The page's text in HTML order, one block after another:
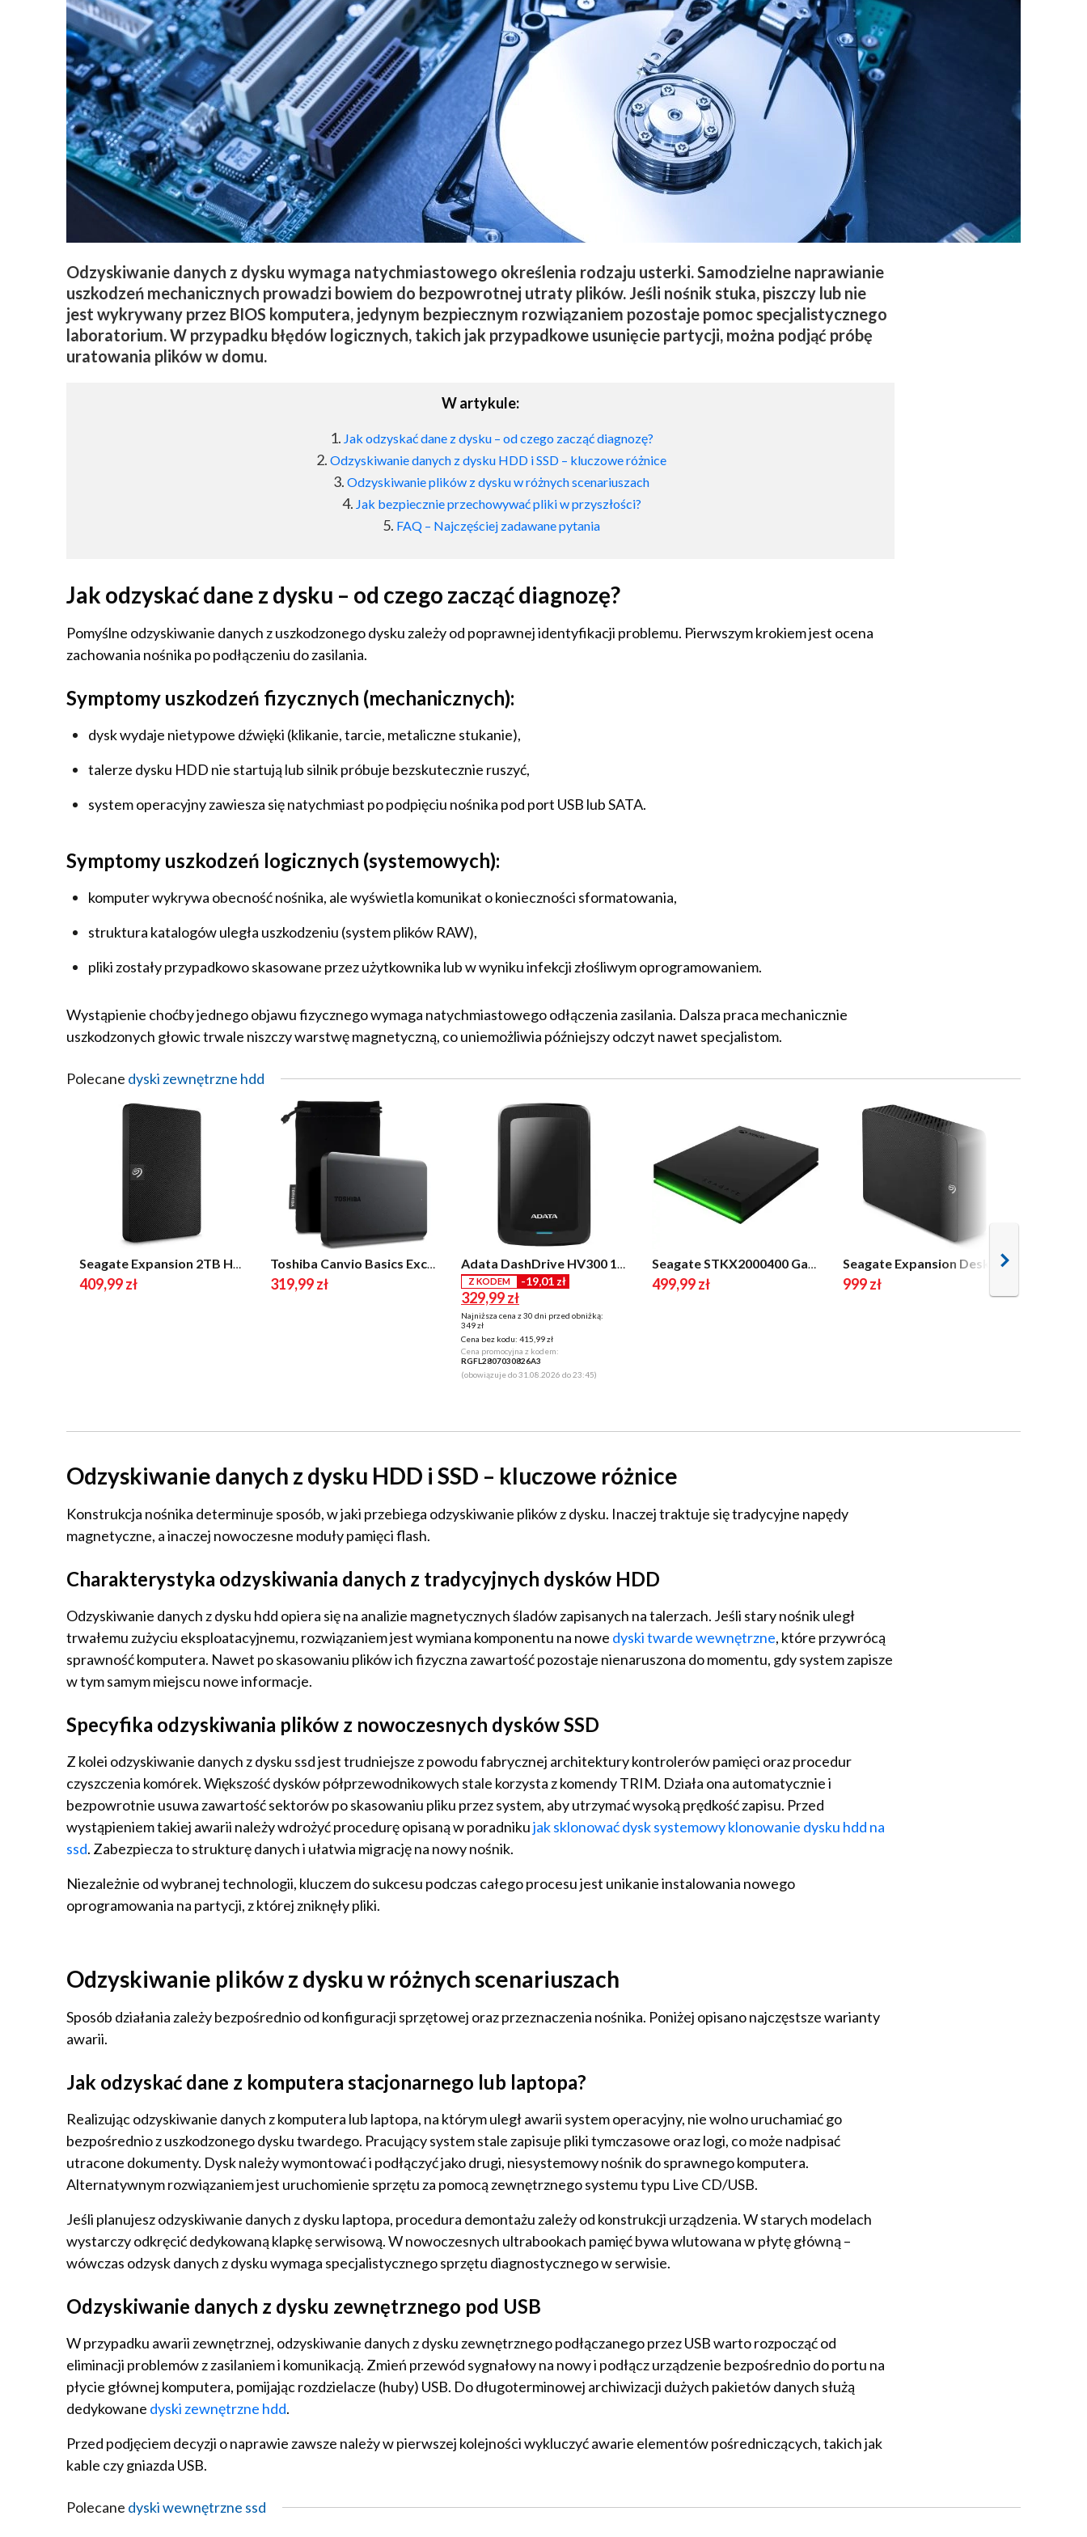
Odzyskiwanie danych z dysku wymaga natychmiastowego określenia rodzaju usterki. Samodzielne naprawianie
uszkodzeń mechanicznych prowadzi bowiem do bezpowrotnej utraty plików. Jeśli nośnik stuka, piszczy lub nie
jest wykrywany przez BIOS komputera, jedynym bezpiecznym rozwiązaniem pozostaje pomoc specjalistycznego
laboratorium. W przypadku błędów logicznych, takich jak przypadkowe usunięcie partycji, można podjąć próbę
uratowania plików w domu.
W artykule:
Jak odzyskać dane z dysku – od czego zacząć diagnozę?
Odzyskiwanie danych z dysku HDD i SSD – kluczowe różnice
Odzyskiwanie plików z dysku w różnych scenariuszach
Jak bezpiecznie przechowywać pliki w przyszłości?
FAQ – Najczęściej zadawane pytania
Jak odzyskać dane z dysku – od czego zacząć diagnozę?
Pomyślne odzyskiwanie danych z uszkodzonego dysku zależy od poprawnej identyfikacji problemu. Pierwszym krokiem jest ocena
zachowania nośnika po podłączeniu do zasilania.
Symptomy uszkodzeń fizycznych (mechanicznych):
dysk wydaje nietypowe dźwięki (klikanie, tarcie, metaliczne stukanie),
talerze dysku HDD nie startują lub silnik próbuje bezskutecznie ruszyć,
system operacyjny zawiesza się natychmiast po podpięciu nośnika pod port USB lub SATA.
Symptomy uszkodzeń logicznych (systemowych):
komputer wykrywa obecność nośnika, ale wyświetla komunikat o konieczności sformatowania,
struktura katalogów uległa uszkodzeniu (system plików RAW),
pliki zostały przypadkowo skasowane przez użytkownika lub w wyniku infekcji złośliwym oprogramowaniem.
Wystąpienie choćby jednego objawu fizycznego wymaga natychmiastowego odłączenia zasilania. Dalsza praca mechanicznie
uszkodzonych głowic trwale niszczy warstwę magnetyczną, co uniemożliwia późniejszy odczyt nawet specjalistom.
Polecane dyski zewnętrzne hdd
Seagate Expansion 2TB HDD USB 3.0 Czarny
409,99 zł
Toshiba Canvio Basics Exclusive 1TB HDD USB 3.2 Czarny
319,99 zł
Adata DashDrive HV300 1TB HDD USB 3.1 Czarny
Z KODEM -19,01 zł
329,99 zł
Najniższa cena z 30 dni przed obniżką:
349 zł
Cena bez kodu: 415,99 zł
Cena promocyjna z kodem:
RGFL2807030826A3
(obowiązuje do 31.08.2026 do 23:45)
Seagate STKX2000400 Game Drive dla Xbox 2TB HDD USB 3.2 Czarny
499,99 zł
Seagate Expansion Desktop 8TB HDD USB 3.0 Czarny
999 zł
Odzyskiwanie danych z dysku HDD i SSD – kluczowe różnice
Konstrukcja nośnika determinuje sposób, w jaki przebiega odzyskiwanie plików z dysku. Inaczej traktuje się tradycyjne napędy
magnetyczne, a inaczej nowoczesne moduły pamięci flash.
Charakterystyka odzyskiwania danych z tradycyjnych dysków HDD
Odzyskiwanie danych z dysku hdd opiera się na analizie magnetycznych śladów zapisanych na talerzach. Jeśli stary nośnik uległ
trwałemu zużyciu eksploatacyjnemu, rozwiązaniem jest wymiana komponentu na nowe dyski twarde wewnętrzne, które przywrócą
sprawność komputera. Nawet po skasowaniu plików ich fizyczna zawartość pozostaje nienaruszona do momentu, gdy system zapisze
w tym samym miejscu nowe informacje.
Specyfika odzyskiwania plików z nowoczesnych dysków SSD
Z kolei odzyskiwanie danych z dysku ssd jest trudniejsze z powodu fabrycznej architektury kontrolerów pamięci oraz procedur
czyszczenia komórek. Większość dysków półprzewodnikowych stale korzysta z komendy TRIM. Działa ona automatycznie i
bezpowrotnie usuwa zawartość sektorów po skasowaniu pliku przez system, aby utrzymać wysoką prędkość zapisu. Przed
wystąpieniem takiej awarii należy wdrożyć procedurę opisaną w poradnikujak sklonować dysk systemowy klonowanie dysku hdd na
ssd. Zabezpiecza to strukturę danych i ułatwia migrację na nowy nośnik.
Niezależnie od wybranej technologii, kluczem do sukcesu podczas całego procesu jest unikanie instalowania nowego
oprogramowania na partycji, z której zniknęły pliki.
Odzyskiwanie plików z dysku w różnych scenariuszach
Sposób działania zależy bezpośrednio od konfiguracji sprzętowej oraz przeznaczenia nośnika. Poniżej opisano najczęstsze warianty
awarii.
Jak odzyskać dane z komputera stacjonarnego lub laptopa?
Realizując odzyskiwanie danych z komputera lub laptopa, na którym uległ awarii system operacyjny, nie wolno uruchamiać go
bezpośrednio z uszkodzonego dysku twardego. Pracujący system stale zapisuje pliki tymczasowe oraz logi, co może nadpisać
utracone dokumenty. Dysk należy wymontować i podłączyć jako drugi, niesystemowy nośnik do sprawnego komputera.
Alternatywnym rozwiązaniem jest uruchomienie sprzętu za pomocą zewnętrznego systemu typu Live CD/USB.
Jeśli planujesz odzyskiwanie danych z dysku laptopa, procedura demontażu zależy od konstrukcji urządzenia. W starych modelach
wystarczy odkręcić dedykowaną klapkę serwisową. W nowoczesnych ultrabookach pamięć bywa wlutowana w płytę główną –
wówczas odzysk danych z dysku wymaga specjalistycznego sprzętu diagnostycznego w serwisie.
Odzyskiwanie danych z dysku zewnętrznego pod USB
W przypadku awarii zewnętrznej, odzyskiwanie danych z dysku zewnętrznego podłączanego przez USB warto rozpocząć od
eliminacji problemów z zasilaniem i komunikacją. Zmień przewód sygnałowy na nowy i podłącz urządzenie bezpośrednio do portu na
płycie głównej komputera, pomijając rozdzielacze (huby) USB. Do długoterminowej archiwizacji dużych pakietów danych służą
dedykowane dyski zewnętrzne hdd.
Przed podjęciem decyzji o naprawie zawsze należy w pierwszej kolejności wykluczyć awarie elementów pośredniczących, takich jak
kable czy gniazda USB.
Polecane dyski wewnętrzne ssd